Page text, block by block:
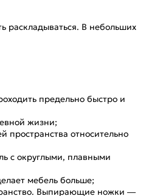
раскладываться. В небольших
предельно быстро и
жизни;
пространства относительно
с округлыми, плавными
мебель больше;
Выпирающие ножки —